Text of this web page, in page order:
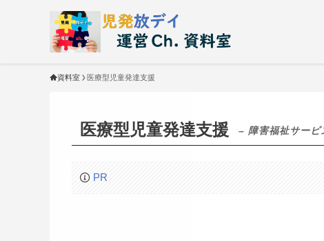
資料室 医療型児童発達支援
医療型児童発達支援 – 障害福祉サービ
PR